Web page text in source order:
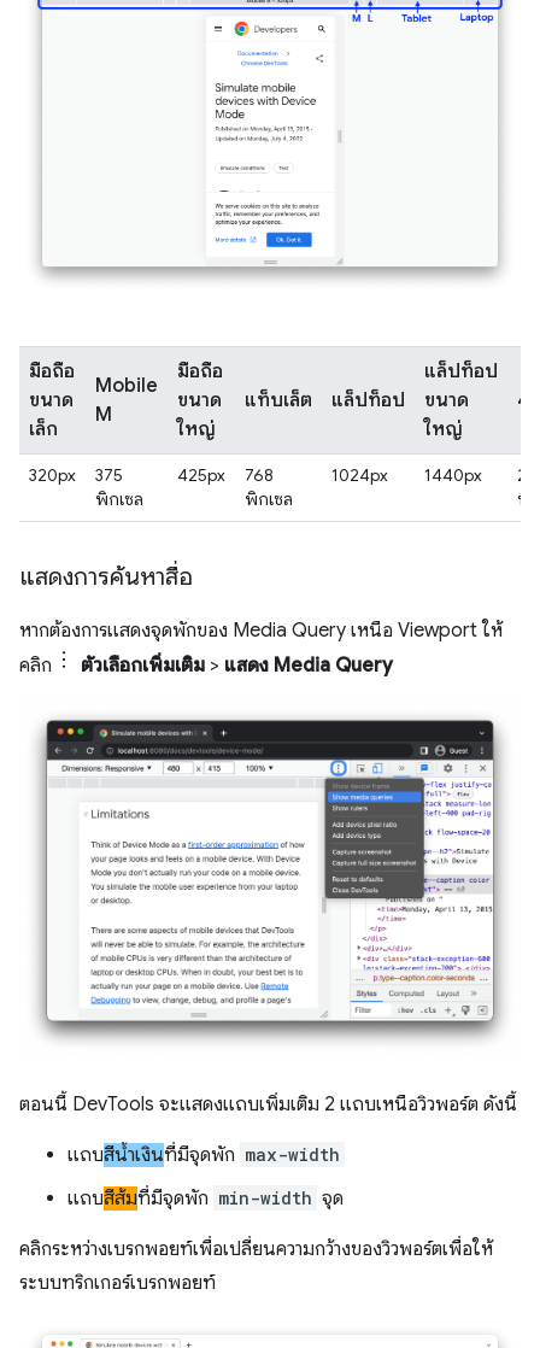
มือถือ
ขนาด
เล็ก
Mobile
M
มือถือ
ขนาด
ใหญ่
แท็บเล็ต แล็ปท็อป
แล็ปท็อป
ขนาด
ใหญ่
4K
320px
375
พิกเซล
425px
768
พิกเซล
1024px 1440px
พิก
แสดงการค้นหาสื่อ
หากต้องการแสดงจุดพักของ Media Query เหนือ Viewport ให้
คลิก
ตัวเลือกเพิ่มเติม > แสดง Media Query
ตอนนี้ DevTools จะแสดงแถบเพิ่มเติม 2 แถบเหนือวิวพอร์ต ดังนี้
แถบสีน้ำเงินที่มีจุดพัก max-width
แถบสีส้มที่มีจุดพัก min-width จุด
คลิกระหว่างเบรกพอยท์เพื่อเปลี่ยนความกว้างของวิวพอร์ตเพื่อให้
ระบบทริกเกอร์เบรกพอยท์